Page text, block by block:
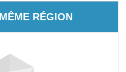
RÉGION